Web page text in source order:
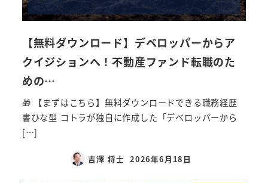
【無料ダウンロード】デベロッパーからア
クイジションへ！不動産ファンド転職のた
めの…
🎁 【まずはこちら】無料ダウンロードできる職務経歴
書ひな型 コトラが独自に作成した「デベロッパーから
[…]
吉澤 将士 2026年6月18日